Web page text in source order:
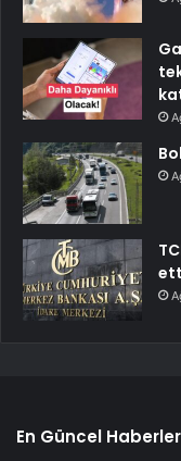
En Güncel Haberler